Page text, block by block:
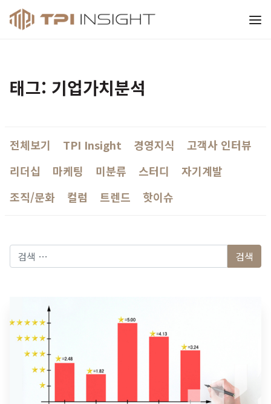
티피아이 인사이트
태그: 기업가치분석
전체보기 TPI Insight 경영지식
고객사 인터뷰
리더십
마케팅 미분류 스터디
자기계발
조직/문화
컬럼 트렌드 핫이슈
다음 검색: